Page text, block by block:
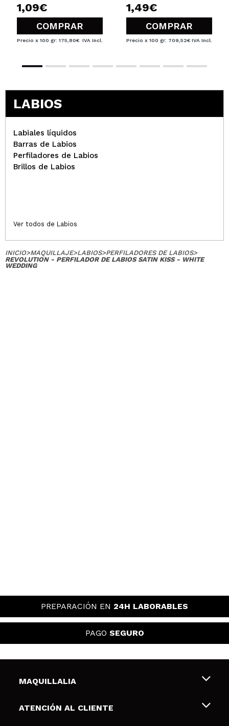
1,09€
COMPRAR
Precio x 100 gr: 175,80€ IVA Incl.
1,49€
COMPRAR
Precio x 100 gr: 709,52€ IVA Incl.
LABIOS
Labiales líquidos
Barras de Labios
Perfiladores de Labios
Brillos de Labios
Ver todos de Labios
INICIO>MAQUILLAJE>LABIOS>PERFILADORES DE LABIOS>
REVOLUTION - PERFILADOR DE LABIOS SATIN KISS - WHITE
WEDDING
PREPARACIÓN EN 24H LABORABLES
PAGO SEGURO
MAQUILLALIA
Sobre nosotros
ATENCIÓN AL CLIENTE